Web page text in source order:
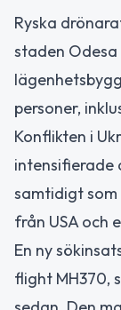
Ryska
staden
personer,
Konflikten i
intensifierade
samtidigt
från USA och
En ny
flight MH370,